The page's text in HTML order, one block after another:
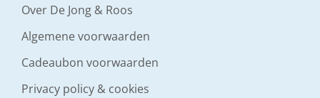
aantal (tanden TPI)
18 st
Toepassing materiaal
Over De Jong & Roos
Algemene voorwaarden
Cadeaubon voorwaarden
Privacy policy & cookies